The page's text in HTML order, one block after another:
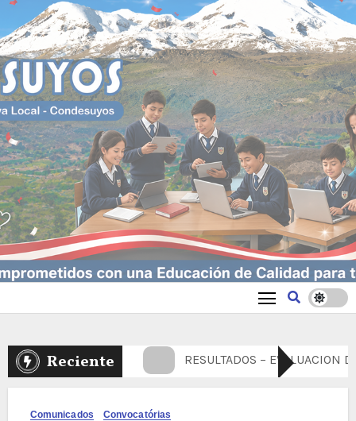
Reciente RESULTADOS – EVALUACION
Comunicados Convocatórias